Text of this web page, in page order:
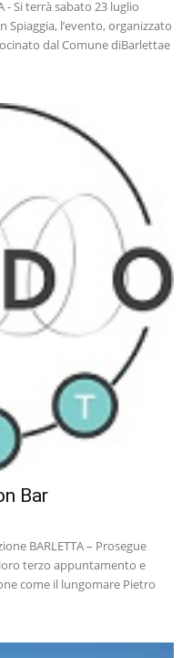
- Si terrà sabato 23 luglio
Spiaggia, l’evento, organizzato
dal Comune diBarlettae
Bar
BARLETTA – Prosegue
terzo appuntamento e
come il lungomare Pietro